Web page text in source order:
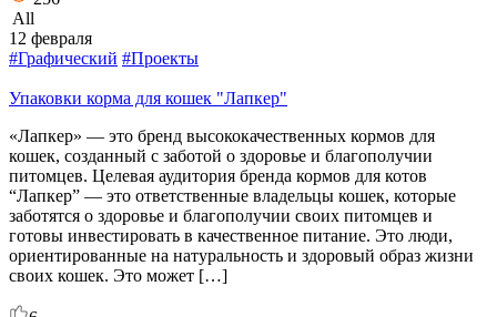
All
12 февраля
#Графический #Проекты
Упаковки корма для кошек "Лапкер"
«Лапкер» — это бренд высококачественных кормов для
кошек, созданный с заботой о здоровье и благополучии
питомцев. Целевая аудитория бренда кормов для котов
“Лапкер” — это ответственные владельцы кошек, которые
заботятся о здоровье и благополучии своих питомцев и
готовы инвестировать в качественное питание. Это люди,
ориентированные на натуральность и здоровый образ жизни
своих кошек. Это может […]